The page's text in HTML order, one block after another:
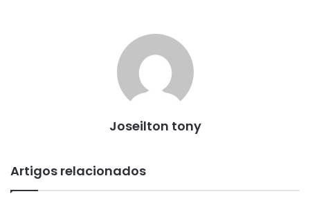
Joseilton tony
Artigos relacionados